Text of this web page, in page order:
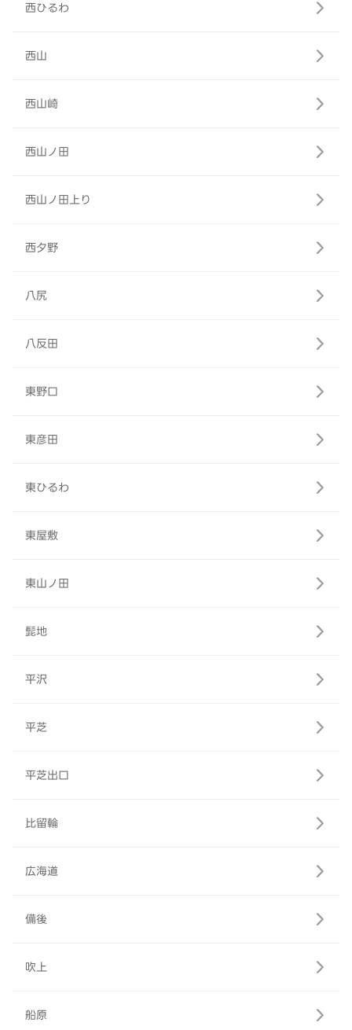
西ひるわ
西山
西山崎
西山ノ田
西山ノ田上り
西夕野
八尻
八反田
東野口
東彦田
東ひるわ
東屋敷
東山ノ田
髭地
平沢
平芝
平芝出口
比留輪
広海道
備後
吹上
船原